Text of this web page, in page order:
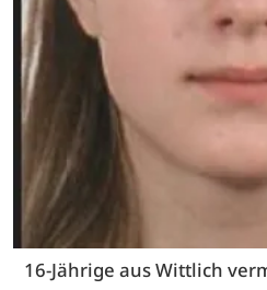
16-Jährige aus Wittlich